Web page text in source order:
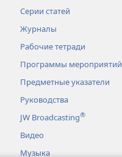
Серии статей
Журналы
Рабочие тетради
Программы мероприятий
Предметные указатели
Руководства
JW Broadcasting®
Видео
Музыка